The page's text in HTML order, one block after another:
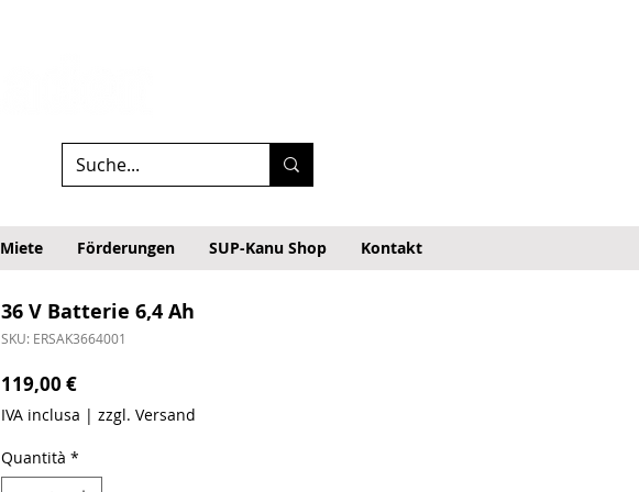
Miete Förderungen SUP-Kanu Shop Kontakt
36 V Batterie 6,4 Ah
SKU: ERSAK3664001
119,00 €Prezzo
IVA inclusa | zzgl. Versand
Quantità *